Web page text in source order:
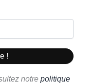
notre politique